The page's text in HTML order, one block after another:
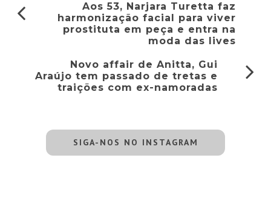
Aos 53, Narjara Turetta faz
harmonização facial para viver
prostituta em peça e entra na
moda das lives
Novo affair de Anitta, Gui
Araújo tem passado de tretas e
traições com ex-namoradas
SIGA-NOS NO INSTAGRAM